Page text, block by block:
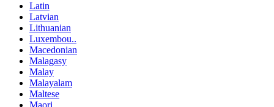
Latin
Latvian
Lithuanian
Luxembou..
Macedonian
Malagasy
Malay
Malayalam
Maltese
Maori